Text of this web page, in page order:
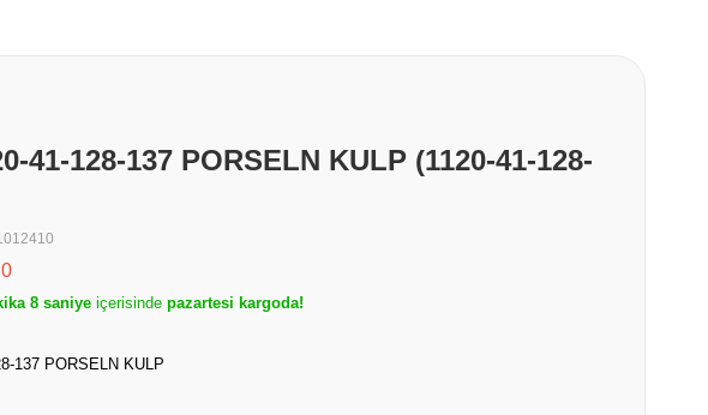
41-128-137 PORSELN KULP (1120-41-128-
0
8 saniye içerisinde pazartesi kargoda!
137 PORSELN KULP